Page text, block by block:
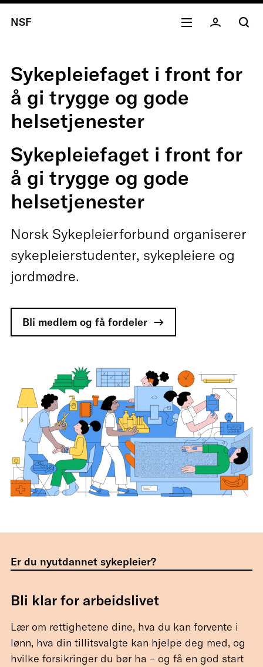
NSF
Sykepleiefaget i front for
å gi trygge og gode
helsetjenester
Sykepleiefaget i front for
å gi trygge og gode
helsetjenester
Norsk Sykepleierforbund organiserer
sykepleierstudenter, sykepleiere og
jordmødre.
Bli medlem og få fordeler
Er du nyutdannet sykepleier?
Bli klar for arbeidslivet
Lær om rettighetene dine, hva du kan forvente i
lønn, hva din tillitsvalgte kan hjelpe deg med, og
hvilke forsikringer du bør ha – og få en god start